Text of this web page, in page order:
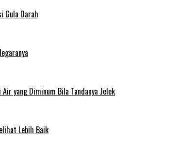
Gula Darah
yang Diminum Bila Tandanya Jelek
Lebih Baik